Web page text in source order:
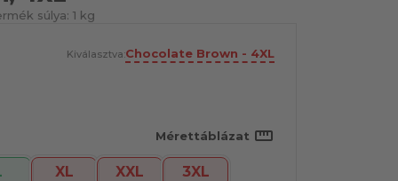
súlya: 1 kg
Kiválasztva:Chocolate Brown - 4XL
Mérettáblázat straighten
XL XXL
3XL